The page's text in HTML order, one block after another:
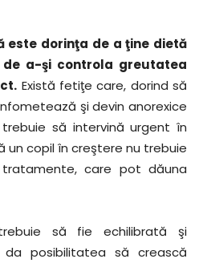
este dorinţa de a ţine dietă
a-şi controla greutatea
Există fetiţe care, dorind să
şi devin anorexice
trebuie să intervină urgent în
un copil în creştere nu trebuie
care pot dăuna
să fie echilibrată şi
posibilitatea să crească